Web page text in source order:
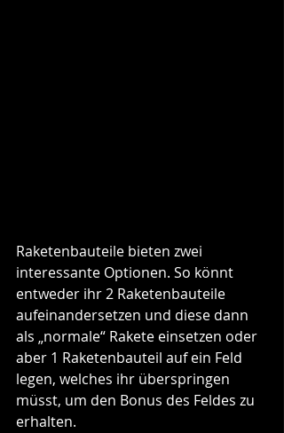
Raketenbauteile bieten zwei
interessante Optionen. So könnt
entweder ihr 2 Raketenbauteile
aufeinandersetzen und diese dann
als „normale“ Rakete einsetzen oder
aber 1 Raketenbauteil auf ein Feld
legen, welches ihr überspringen
müsst, um den Bonus des Feldes zu
erhalten.